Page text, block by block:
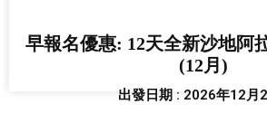
早報名優惠: 12天全新沙地阿
(12月)
出發日期 : 2026年12月